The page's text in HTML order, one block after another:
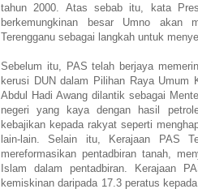
tahun 2000. Atas sebab itu, kata
berkemungkinan besar Umno akan
Terengganu sebagai langkah untuk
Sebelum itu, PAS telah berjaya
kerusi DUN dalam Pilihan Raya Umum
Abdul Hadi Awang dilantik sebagai
negeri yang kaya dengan hasil
kebajikan kepada rakyat seperti
lain-lain. Selain itu, Kerajaan PAS
mereformasikan pentadbiran tanah,
Islam dalam pentadbiran. Kerajaan
kemiskinan daripada 17.3 peratus